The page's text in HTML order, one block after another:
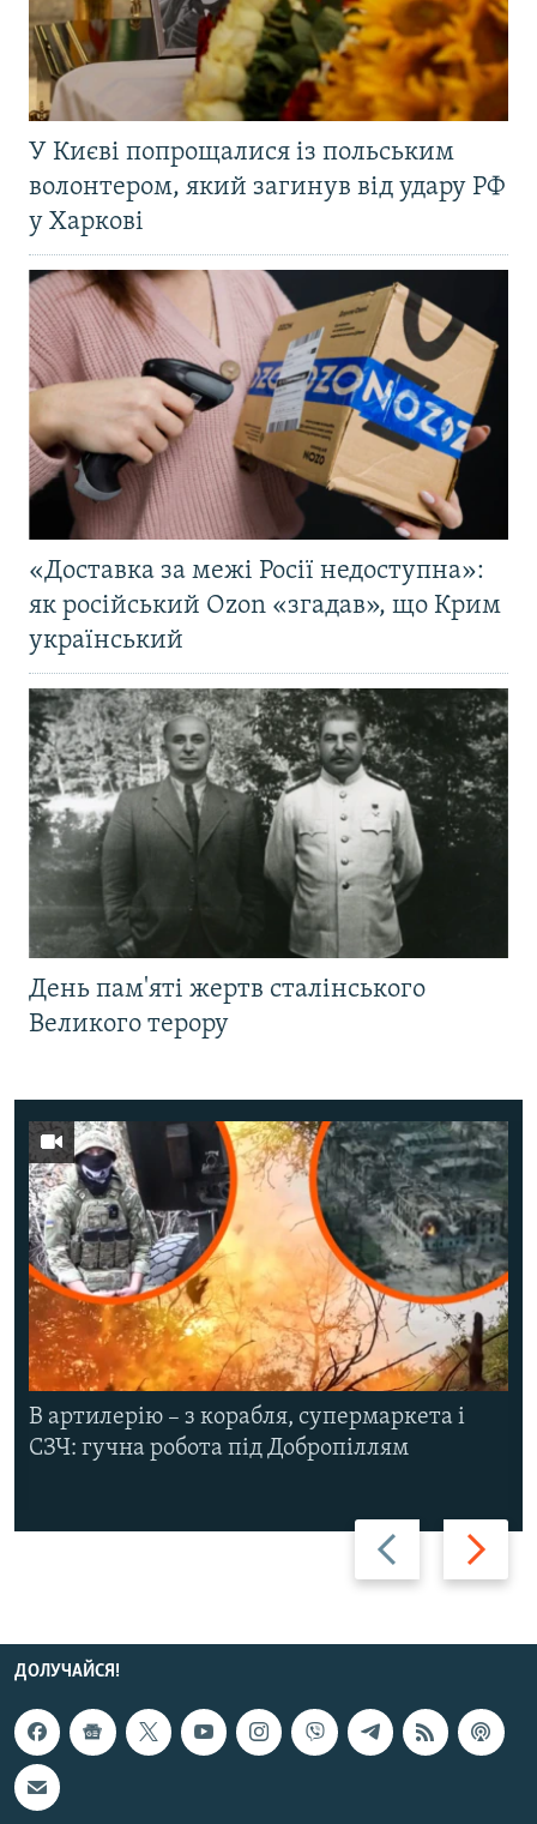
У Києві попрощалися із польським
волонтером, який загинув від удару РФ
у Харкові
«Доставка за межі Росії недоступна»:
як російський Ozon «згадав», що Крим
український
День пам'яті жертв сталінського
Великого терору
Назад Вперед
В артилерію – з корабля, супермаркета і
СЗЧ: гучна робота під Добропіллям
ДОЛУЧАЙСЯ!